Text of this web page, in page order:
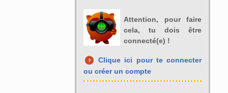
Attention, pour faire
cela, tu dois être
connecté(e) !
Clique ici pour te connecter
ou créer un compte